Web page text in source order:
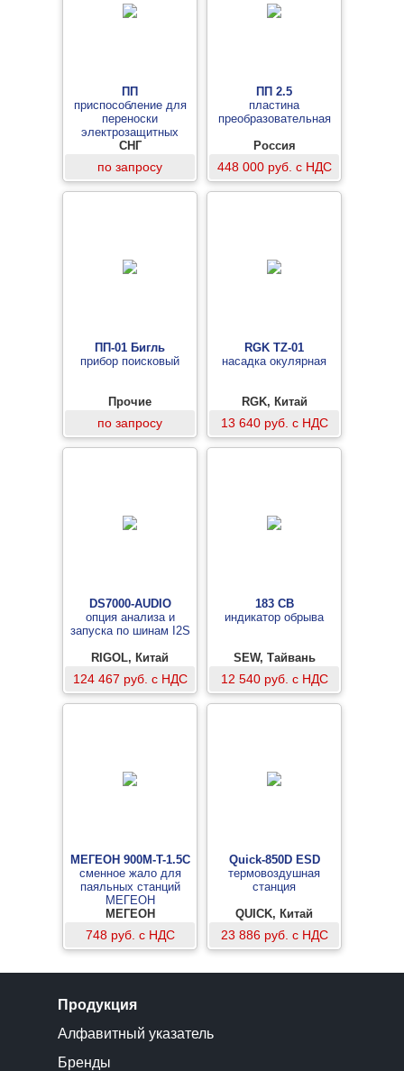
ПП
приспособление для
переноски
электрозащитных
средств
СНГ
по запросу
ПП 2.5
пластина
преобразовательная
Россия
448 000 руб. с НДС
ПП-01 Бигль
прибор поисковый
Прочие
по запросу
RGK TZ-01
насадка окулярная
RGK, Китай
13 640 руб. с НДС
DS7000-AUDIO
опция анализа и
запуска по шинам I2S
RIGOL, Китай
124 467 руб. с НДС
183 CB
индикатор обрыва
SEW, Тайвань
12 540 руб. с НДС
МЕГЕОН 900M-T-1.5C
сменное жало для
паяльных станций
МЕГЕОН
МЕГЕОН
748 руб. с НДС
Quick-850D ESD
термовоздушная
станция
QUICK, Китай
23 886 руб. с НДС
Продукция
Алфавитный указатель
Бренды